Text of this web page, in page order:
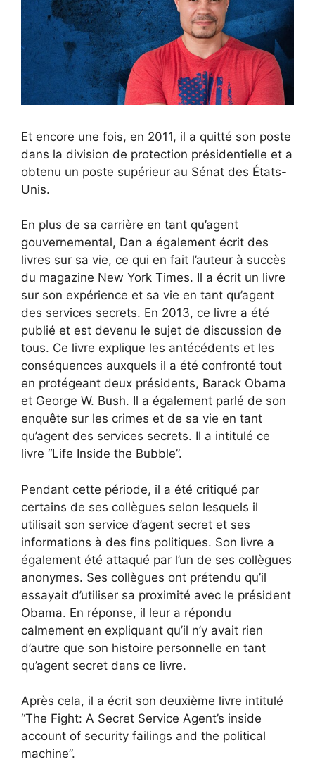
Et encore une fois, en 2011, il a quitté son poste
dans la division de protection présidentielle et a
obtenu un poste supérieur au Sénat des États-
Unis.
En plus de sa carrière en tant qu’agent
gouvernemental, Dan a également écrit des
livres sur sa vie, ce qui en fait l’auteur à succès
du magazine New York Times. Il a écrit un livre
sur son expérience et sa vie en tant qu’agent
des services secrets. En 2013, ce livre a été
publié et est devenu le sujet de discussion de
tous. Ce livre explique les antécédents et les
conséquences auxquels il a été confronté tout
en protégeant deux présidents, Barack Obama
et George W. Bush. Il a également parlé de son
enquête sur les crimes et de sa vie en tant
qu’agent des services secrets. Il a intitulé ce
livre “Life Inside the Bubble”.
Pendant cette période, il a été critiqué par
certains de ses collègues selon lesquels il
utilisait son service d’agent secret et ses
informations à des fins politiques. Son livre a
également été attaqué par l’un de ses collègues
anonymes. Ses collègues ont prétendu qu’il
essayait d’utiliser sa proximité avec le président
Obama. En réponse, il leur a répondu
calmement en expliquant qu’il n’y avait rien
d’autre que son histoire personnelle en tant
qu’agent secret dans ce livre.
Après cela, il a écrit son deuxième livre intitulé
“The Fight: A Secret Service Agent’s inside
account of security failings and the political
machine”.